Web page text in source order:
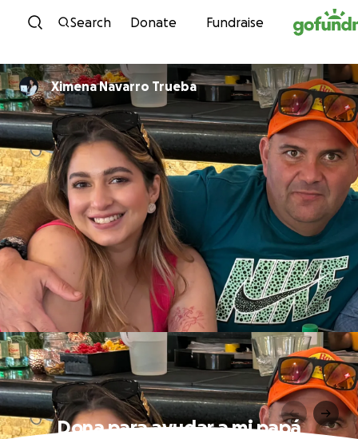
Skip to content
Search Donate Fundraise
Ximena Navarro Trueba
Dona para ayudar a mi papá